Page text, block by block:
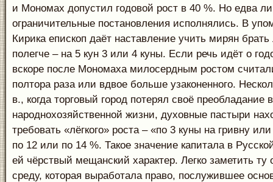
и Мономах допустил годовой рост в 40 %. Но едва
ограничительные постановления исполнялись. В
Кирика епископ даёт наставление учить мирян
полегче – на 5 кун 3 или 4 куны. Если речь идёт о
вскоре после Мономаха милосердным ростом
полтора раза или вдвое больше узаконенного.
в., когда торговый город потерял своё преобладание в
народнохозяйственной жизни, духовные пастыри
требовать «лёгкого» роста – «по 3 куны на гривну
по 12 или по 14 %. Такое значение капитала в
ей чёрствый мещанский характер. Легко заметить
среду, которая выработала право, послужившее